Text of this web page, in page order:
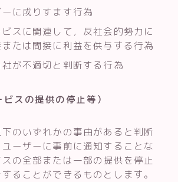
に成りすます行為
スに関連して，反社会的勢力に
たは間接に利益を供与する行為
が不適切と判断する行為
スの提供の停止等）
のいずれかの事由があると判断
ーザーに事前に通知することな
の全部または一部の提供を停止
ることができるものとします。